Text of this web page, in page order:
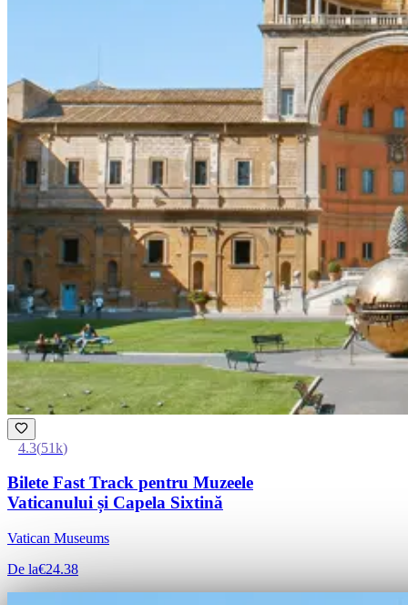
4.3(51k)
Bilete Fast Track pentru Muzeele
Vaticanului și Capela Sixtină
Vatican Museums
De la€24.38